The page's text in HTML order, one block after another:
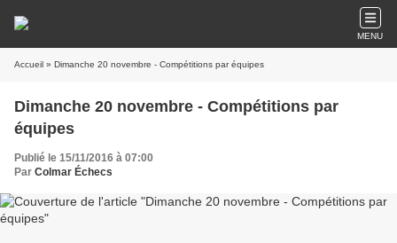
MENU
Accueil » Dimanche 20 novembre - Compétitions par équipes
Dimanche 20 novembre - Compétitions par
équipes
Publié le 15/11/2016 à 07:00
Par Colmar Échecs